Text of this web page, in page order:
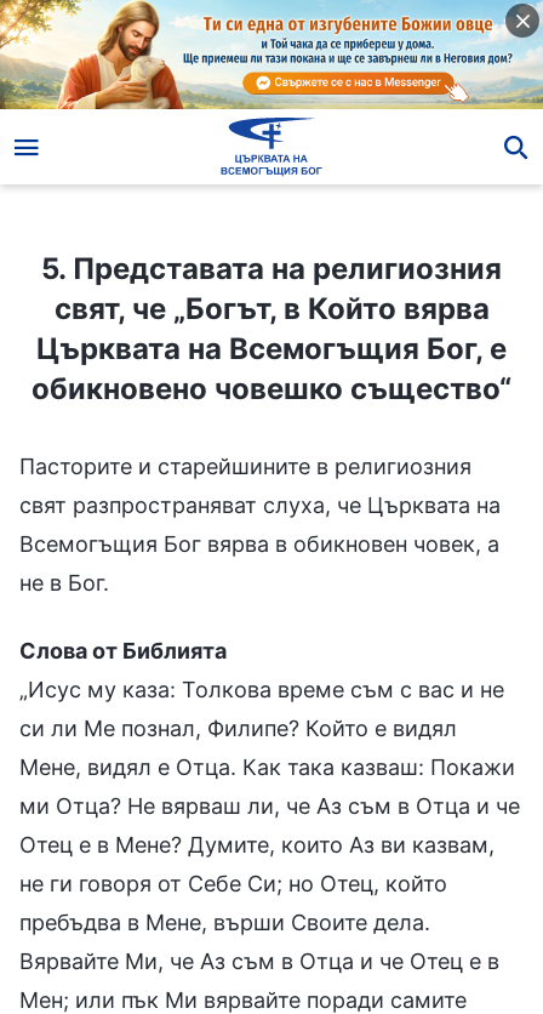
5. Представата на религиозния
свят, че „Богът, в Който вярва
Църквата на Всемогъщия Бог, е
обикновено човешко същество“
Пасторите и старейшините в религиозния
свят разпространяват слуха, че Църквата на
Всемогъщия Бог вярва в обикновен човек, а
не в Бог.
Слова от Библията
„Исус му каза: Толкова време съм с вас и не
си ли Ме познал, Филипе? Който е видял
Мене, видял е Отца. Как така казваш: Покажи
ми Отца? Не вярваш ли, че Аз съм в Отца и че
Отец е в Мене? Думите, които Аз ви казвам,
не ги говоря от Себе Си; но Отец, който
пребъдва в Мене, върши Своите дела.
Вярвайте Ми, че Аз съм в Отца и че Отец е в
Мен; или пък Ми вярвайте поради самите